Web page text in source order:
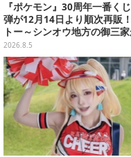
『ポケモン』30周年一番く
弾が12月14日より順次再販
トー～シンオウ地方の御三
まった時計、ぬいぐるみなど
グッズ盛りだくさん
2026.8.5